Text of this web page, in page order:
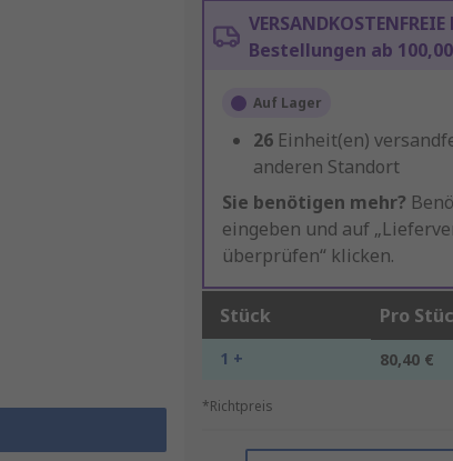
Bestellungen ab
Auf Lager
26 Einheit(en)
anderen Standort
Sie benötigen mehr?
eingeben und auf
überprüfen“ klicken.
Stück Pro
1 + 80,40 €
*Richtpreis